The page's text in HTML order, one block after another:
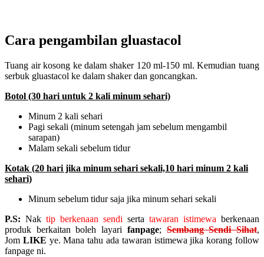
Cara pengambilan gluastacol
Tuang air kosong ke dalam shaker 120 ml-150 ml. Kemudian tuang
serbuk gluastacol ke dalam shaker dan goncangkan.
Botol (30 hari untuk 2 kali minum sehari)
Minum 2 kali sehari
Pagi sekali (minum setengah jam sebelum mengambil
sarapan)
Malam sekali sebelum tidur
Kotak (20 hari jika minum sehari sekali,10 hari minum 2 kali
sehari)
Minum sebelum tidur saja jika minum sehari sekali
P.S: Nak tip berkenaan sendi serta tawaran istimewa berkenaan
produk berkaitan boleh layari fanpage; Sembang Sendi Sihat,
Jom LIKE ye. Mana tahu ada tawaran istimewa jika korang follow
fanpage ni.